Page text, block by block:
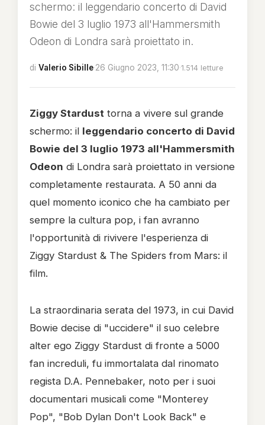
schermo: il leggendario concerto di David
Bowie del 3 luglio 1973 all'Hammersmith
Odeon di Londra sarà proiettato in.
di Valerio Sibille·26 Giugno 2023, 11:30·1.514 letture
Ziggy Stardust torna a vivere sul grande
schermo: il leggendario concerto di David
Bowie del 3 luglio 1973 all'Hammersmith
Odeon di Londra sarà proiettato in versione
completamente restaurata. A 50 anni da
quel momento iconico che ha cambiato per
sempre la cultura pop, i fan avranno
l'opportunità di rivivere l'esperienza di
Ziggy Stardust & The Spiders from Mars: il
film.
La straordinaria serata del 1973, in cui David
Bowie decise di "uccidere" il suo celebre
alter ego Ziggy Stardust di fronte a 5000
fan increduli, fu immortalata dal rinomato
regista D.A. Pennebaker, noto per i suoi
documentari musicali come "Monterey
Pop", "Bob Dylan Don't Look Back" e